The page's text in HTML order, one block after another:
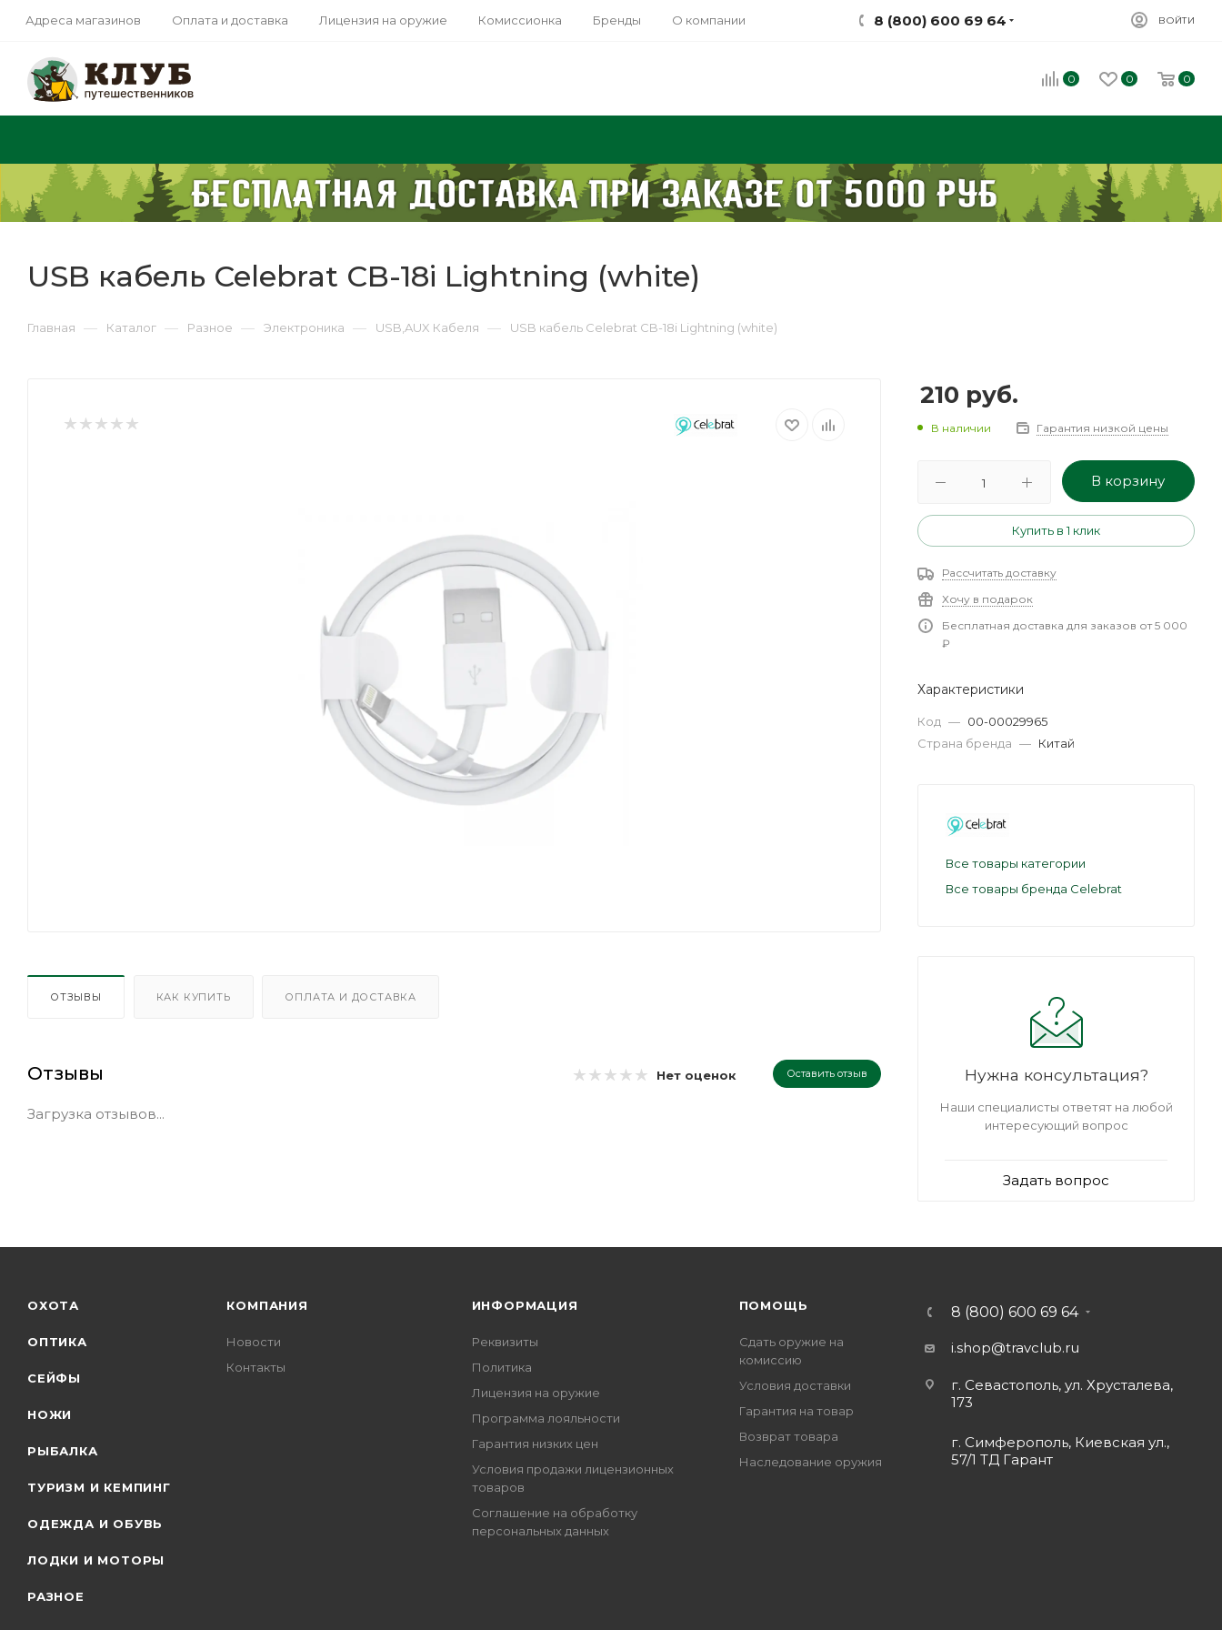
Адреса магазинов Оплата и доставка Лицензия на оружие Комиссионка Бренды О компании 8 (800) 600 69 64 ВОЙТИ
0 0 0
USB кабель Celebrat CB-18i Lightning (white)
Главная — Каталог — Разное — Электроника — USB,AUX Кабеля — USB кабель Celebrat CB-18i Lightning (white)
ОТЗЫВЫ КАК КУПИТЬ ОПЛАТА И ДОСТАВКА
Отзывы Нет оценок Оставить отзыв
Загрузка отзывов...
210 руб.
В наличии Гарантия низкой цены
В корзину
Купить в 1 клик
Рассчитать доставку
Хочу в подарок
Бесплатная доставка для заказов от 5 000
₽
Характеристики
Код — 00-00029965
Страна бренда — Китай
Все товары категории
Все товары бренда Celebrat
Нужна консультация?
Наши специалисты ответят на любой
интересующий вопрос
Задать вопрос
ОХОТА
ОПТИКА
СЕЙФЫ
НОЖИ
РЫБАЛКА
ТУРИЗМ И КЕМПИНГ
ОДЕЖДА И ОБУВЬ
ЛОДКИ И МОТОРЫ
РАЗНОЕ
КОМПАНИЯ
Новости
Контакты
ИНФОРМАЦИЯ
Реквизиты
Политика
Лицензия на оружие
Программа лояльности
Гарантия низких цен
Условия продажи лицензионных
товаров
Соглашение на обработку
персональных данных
ПОМОЩЬ
Сдать оружие на
комиссию
Условия доставки
Гарантия на товар
Возврат товара
Наследование оружия
8 (800) 600 69 64
i.shop@travclub.ru
г. Севастополь, ул. Хрусталева,
173
г. Симферополь, Киевская ул.,
57/1 ТД Гарант